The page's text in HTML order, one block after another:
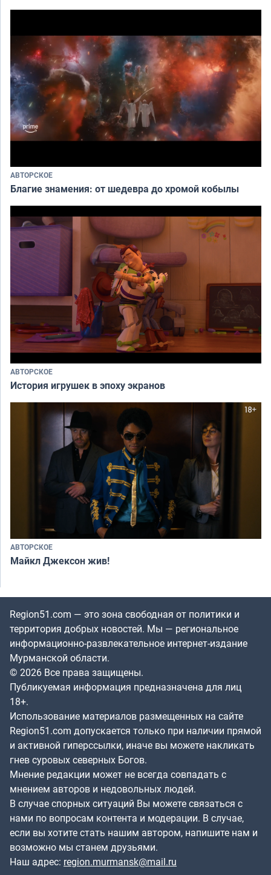
АВТОРСКОЕ
Благие знамения: от шедевра до хромой кобылы
АВТОРСКОЕ
История игрушек в эпоху экранов
АВТОРСКОЕ
Майкл Джексон жив!
Region51.com — это зона свободная от политики и
территория добрых новостей. Мы — региональное
информационно-развлекательное интернет-издание
Мурманской области.
© 2026 Все права защищены.
Публикуемая информация предназначена для лиц
18+.
Использование материалов размещенных на сайте
Region51.com допускается только при наличии прямой
и активной гиперссылки, иначе вы можете накликать
гнев суровых северных Богов.
Мнение редакции может не всегда совпадать с
мнением авторов и недовольных людей.
В случае спорных ситуаций Вы можете связаться с
нами по вопросам контента и модерации. В случае,
если вы хотите стать нашим автором, напишите нам и
возможно мы станем друзьями.
Наш адрес: region.murmansk@mail.ru